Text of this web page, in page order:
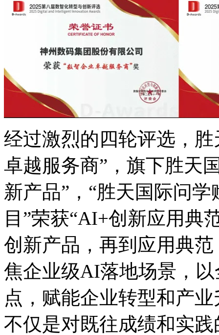
经过激烈的四轮评选
卓越服务商”，旗下胜
新产品”，“胜天国际
目”荣获“AI+创新应用典
创新产品，再到应用典
焦企业级AI落地场景，
点，赋能企业转型和产
不仅是对既往成绩和实践